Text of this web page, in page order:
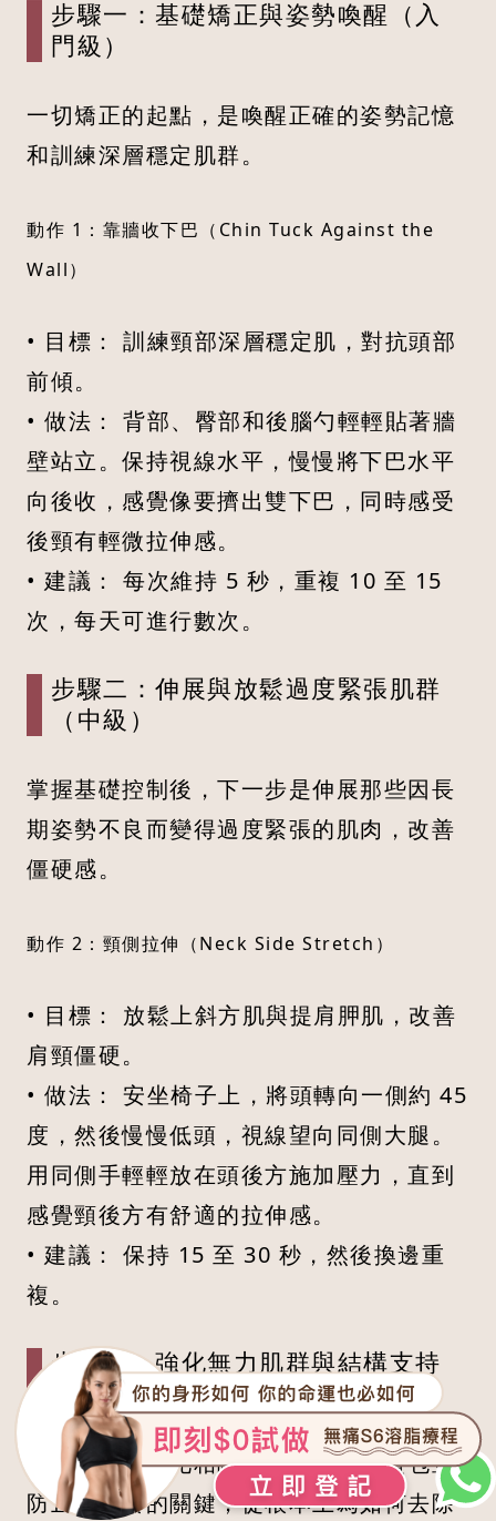
步驟一：基礎矯正與姿勢喚醒（入
門級）
一切矯正的起點，是喚醒正確的姿勢記憶
和訓練深層穩定肌群。
動作 1：靠牆收下巴（Chin Tuck Against the
Wall）
• 目標： 訓練頸部深層穩定肌，對抗頭部
前傾。
• 做法： 背部、臀部和後腦勺輕輕貼著牆
壁站立。保持視線水平，慢慢將下巴水平
向後收，感覺像要擠出雙下巴，同時感受
後頸有輕微拉伸感。
• 建議： 每次維持 5 秒，重複 10 至 15
次，每天可進行數次。
步驟二：伸展與放鬆過度緊張肌群
（中級）
掌握基礎控制後，下一步是伸展那些因長
期姿勢不良而變得過度緊張的肌肉，改善
僵硬感。
動作 2：頸側拉伸（Neck Side Stretch）
• 目標： 放鬆上斜方肌與提肩胛肌，改善
肩頸僵硬。
• 做法： 安坐椅子上，將頭轉向一側約 45
度，然後慢慢低頭，視線望向同側大腿。
用同側手輕輕放在頭後方施加壓力，直到
感覺頸後方有舒適的拉伸感。
• 建議： 保持 15 至 30 秒，然後換邊重
複。
步驟三：強化無力肌群與結構支持
（進階級）
放鬆之後，強化相關肌群是消除富貴包並
防止其復發的關鍵，從根本上為如何去除